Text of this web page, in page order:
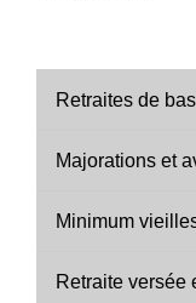
Retraites de
Majorations et
Minimum
Retraite versée